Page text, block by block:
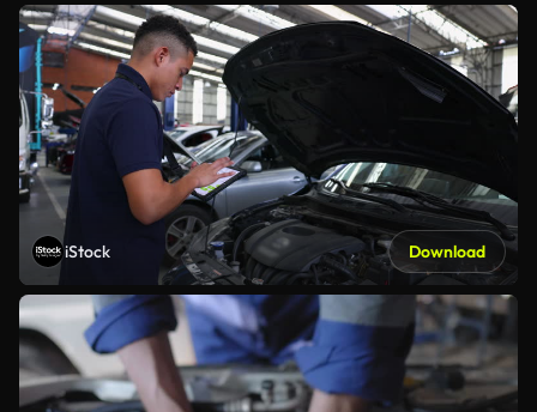
iStock Download